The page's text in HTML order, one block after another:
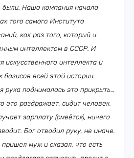
были. Наша компания начала
того самого Института
как раз того, который и
интеллектом в СССР. И
искусственного интеллекта и
базисов всей этой истории.
рука поднималась это прикрыть…
это раздражает, сидит человек,
зарплату (смеётся), ничего
Бог отводил руку, не иначе.
муж и сказал, что есть